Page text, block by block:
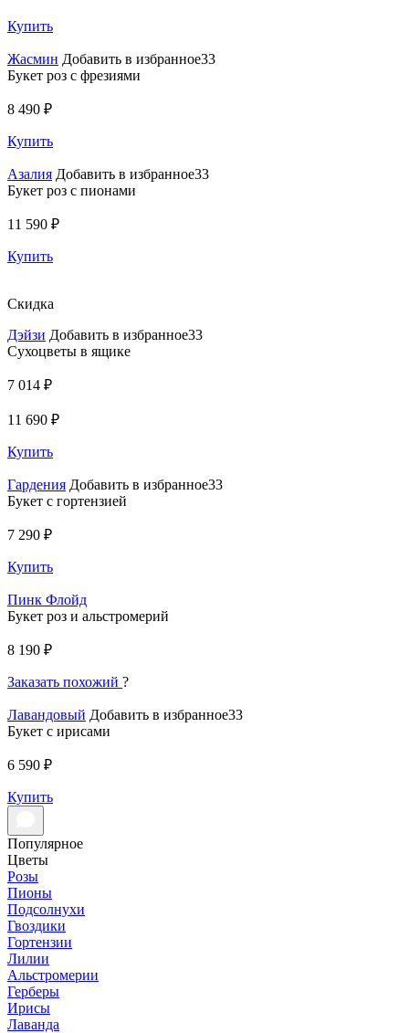
Купить
Жасмин Добавить в избранное33
Букет роз с фрезиями
8 490 ₽
Купить
Азалия Добавить в избранное33
Букет роз с пионами
11 590 ₽
Купить
Скидка
Дэйзи Добавить в избранное33
Сухоцветы в ящике
7 014 ₽
11 690 ₽
Купить
Гардения Добавить в избранное33
Букет с гортензией
7 290 ₽
Купить
Пинк Флойд
Букет роз и альстромерий
8 190 ₽
Заказать похожий ?
Лавандовый Добавить в избранное33
Букет с ирисами
6 590 ₽
Купить
Популярное
Цветы
Розы
Пионы
Подсолнухи
Гвоздики
Гортензии
Лилии
Альстромерии
Герберы
Ирисы
Лаванда